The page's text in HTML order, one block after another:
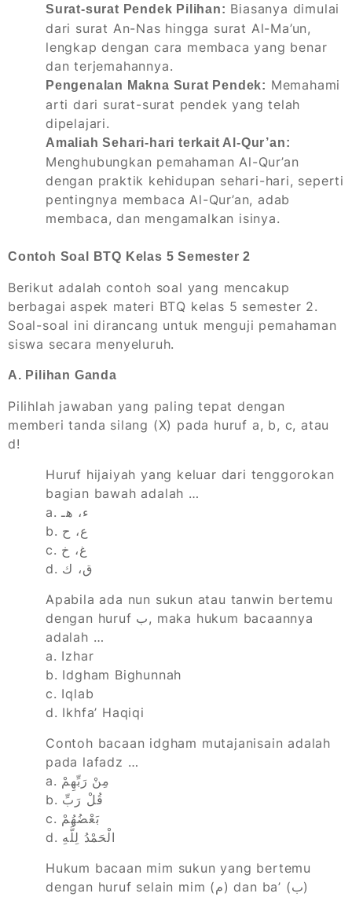
Surat-surat Pendek Pilihan: Biasanya dimulai
dari surat An-Nas hingga surat Al-Ma’un,
lengkap dengan cara membaca yang benar
dan terjemahannya.
Pengenalan Makna Surat Pendek: Memahami
arti dari surat-surat pendek yang telah
dipelajari.
Amaliah Sehari-hari terkait Al-Qur’an:
Menghubungkan pemahaman Al-Qur’an
dengan praktik kehidupan sehari-hari, seperti
pentingnya membaca Al-Qur’an, adab
membaca, dan mengamalkan isinya.
Contoh Soal BTQ Kelas 5 Semester 2
Berikut adalah contoh soal yang mencakup
berbagai aspek materi BTQ kelas 5 semester 2.
Soal-soal ini dirancang untuk menguji pemahaman
siswa secara menyeluruh.
A. Pilihan Ganda
Pilihlah jawaban yang paling tepat dengan
memberi tanda silang (X) pada huruf a, b, c, atau
d!
Huruf hijaiyah yang keluar dari tenggorokan
bagian bawah adalah …
a. ء، هـ
b. ع، ح
c. غ، خ
d. ق، ك
Apabila ada nun sukun atau tanwin bertemu
dengan huruf ب, maka hukum bacaannya
adalah …
a. Izhar
b. Idgham Bighunnah
c. Iqlab
d. Ikhfa’ Haqiqi
Contoh bacaan idgham mutajanisain adalah
pada lafadz …
a. مِنْ رَبِّهِمْ
b. قُلْ رَبِّ
c. بَعْضُهُمْ
d. الْحَمْدُ لِلَّهِ
Hukum bacaan mim sukun yang bertemu
dengan huruf selain mim (م) dan ba’ (ب)